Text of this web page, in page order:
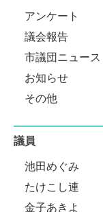
アンケート
議会報告
市議団ニュース
お知らせ
その他
議員
池田めぐみ
たけこし連
金子あきよ